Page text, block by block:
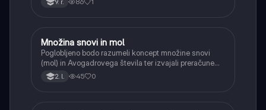
9. r.
Kemija
Množina snovi in mol
Poglobljeno bodo razumeli koncept množine snovi
(mol) in Avogadrovega števila ter izvajali preračune
med maso, množino in številom delcev.
2. l. 45 0